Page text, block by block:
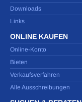
Downloads
Links
ONLINE KAUFEN
Online-Konto
Bieten
Verkaufsverfahren
Alle Ausschreibungen